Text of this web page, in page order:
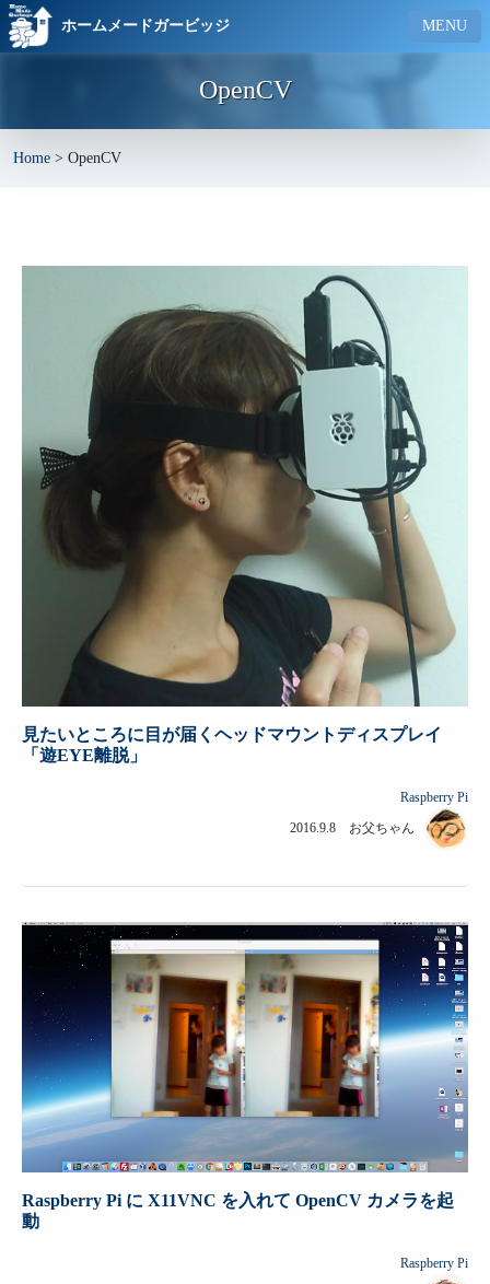
ホームメードガービッジ MENU
OpenCV
Home > OpenCV
見たいところに目が届くヘッドマウントディスプレイ
「遊EYE離脱」
Raspberry Pi
2016.9.8 お父ちゃん
Raspberry Pi に X11VNC を入れて OpenCV カメラを起
動
Raspberry Pi